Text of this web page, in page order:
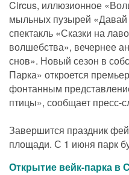
Circus, иллюзионное
мыльных пузырей
спектакль «Сказки на
волшебства», вечернее
снов». Новый сезон в
Парка» откроется
фонтанным
птицы», сообщает пресс-
Завершится праздник
площади. С 1 июня парк
Открытие вейк-парка в